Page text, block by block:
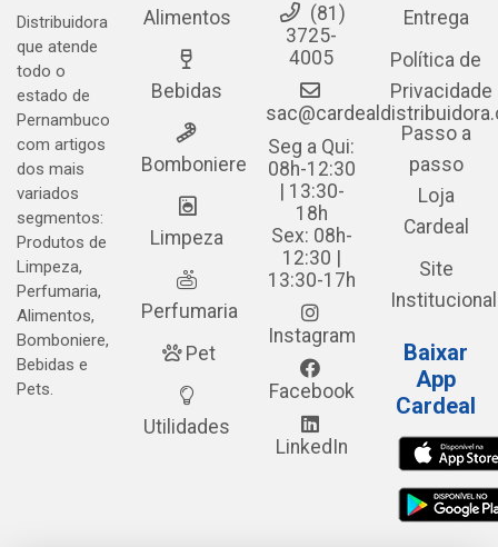
Distribuidora
que atende
todo o
estado de
Pernambuco
com artigos
dos mais
variados
segmentos:
Produtos de
Limpeza,
Perfumaria,
Alimentos,
Bomboniere,
Bebidas e
Pets.
Alimentos
Bebidas
Bomboniere
Limpeza
Perfumaria
Pet
Utilidades
(81)
3725-
4005
Seg a Qui:
08h-12:30
| 13:30-
18h
Sex: 08h-
12:30 |
13:30-17h
Instagram
Facebook
LinkedIn
Entrega
Política de
Privacidade
Passo a
passo
Loja
Cardeal
Site
Institucional
Baixar
App
Cardeal